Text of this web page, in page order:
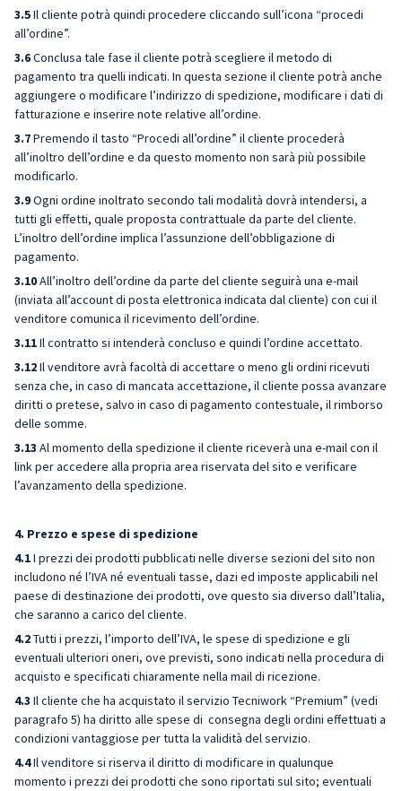
3.5Il cliente potrà quindi procedere cliccando sull’icona “procedi
all’ordine”.
3.6Conclusa tale fase il cliente potrà scegliere il metodo di
pagamento tra quelli indicati. In questa sezione il cliente potrà anche
aggiungere o modificare l’indirizzo di spedizione, modificare i dati di
fatturazione e inserire note relative all’ordine.
3.7Premendo il tasto “Procedi all’ordine” il cliente procederà
all’inoltro dell’ordine e da questo momento non sarà più possibile
modificarlo.
3.9Ogni ordine inoltrato secondo tali modalità dovrà intendersi, a
tutti gli effetti, quale proposta contrattuale da parte del cliente.
L’inoltro dell’ordine implica l’assunzione dell’obbligazione di
pagamento.
3.10All’inoltro dell’ordine da parte del cliente seguirà una e-mail
(inviata all’account di posta elettronica indicata dal cliente) con cui il
venditore comunica il ricevimento dell’ordine.
3.11Il contratto si intenderà concluso e quindi l’ordine accettato.
3.12Il venditore avrà facoltà di accettare o meno gli ordini ricevuti
senza che, in caso di mancata accettazione, il cliente possa avanzare
diritti o pretese, salvo in caso di pagamento contestuale, il rimborso
delle somme.
3.13 Al momento della spedizione il cliente riceverà una e-mail con il
link per accedere alla propria area riservata del sito e verificare
l’avanzamento della spedizione.
4. Prezzo e spese di spedizione
4.1I prezzi dei prodotti pubblicati nelle diverse sezioni del sito non
includono né l’IVA né eventuali tasse, dazi ed imposte applicabili nel
paese di destinazione dei prodotti, ove questo sia diverso dall’Italia,
che saranno a carico del cliente.
4.2Tutti i prezzi, l’importo dell’IVA, le spese di spedizione e gli
eventuali ulteriori oneri, ove previsti, sono indicati nella procedura di
acquisto e specificati chiaramente nella mail di ricezione.
4.3 Il cliente che ha acquistato il servizio Tecniwork “Premium” (vedi
paragrafo 5) ha diritto alle spese di consegna degli ordini effettuati a
condizioni vantaggiose per tutta la validità del servizio.
4.4Il venditore si riserva il diritto di modificare in qualunque
momento i prezzi dei prodotti che sono riportati sul sito; eventuali